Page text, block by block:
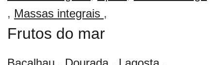
, Massas integrais ,
Frutos do mar